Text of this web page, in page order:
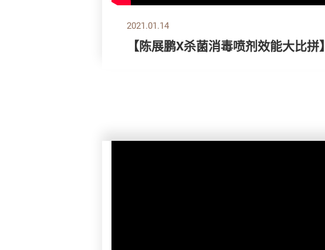
2021.01.14
【陈展鹏X杀菌消毒喷剂效能大比拼】